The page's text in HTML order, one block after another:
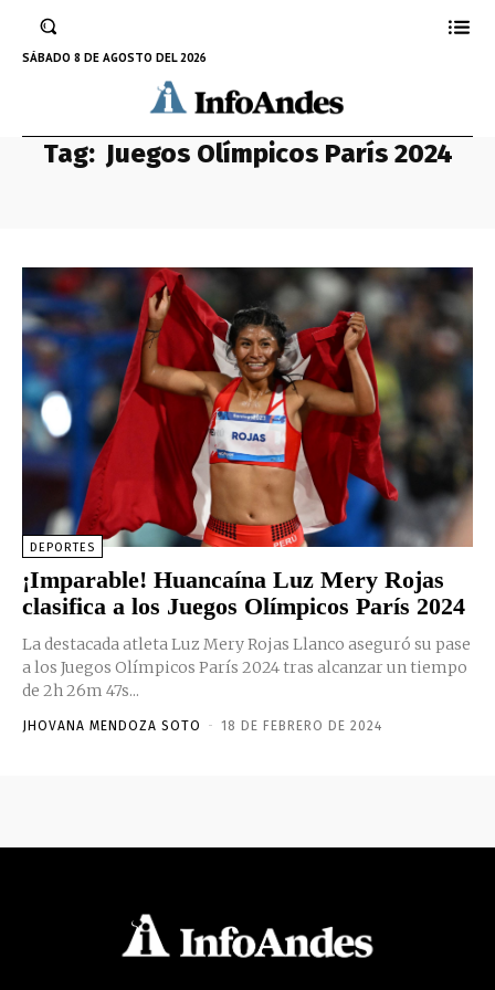
SÁBADO 8 DE AGOSTO DEL 2026
Tag: Juegos Olímpicos París 2024
DEPORTES
¡Imparable! Huancaína Luz Mery Rojas
clasifica a los Juegos Olímpicos París 2024
La destacada atleta Luz Mery Rojas Llanco aseguró su pase
a los Juegos Olímpicos París 2024 tras alcanzar un tiempo
de 2h 26m 47s...
JHOVANA MENDOZA SOTO - 18 DE FEBRERO DE 2024